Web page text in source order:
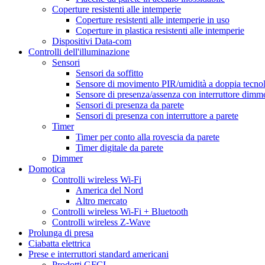
Coperture resistenti alle intemperie
Coperture resistenti alle intemperie in uso
Coperture in plastica resistenti alle intemperie
Dispositivi Data-com
Controlli dell'illuminazione
Sensori
Sensori da soffitto
Sensore di movimento PIR/umidità a doppia
Sensore di presenza/assenza con interruttore
Sensori di presenza da parete
Sensori di presenza con interruttore a parete
Timer
Timer per conto alla rovescia da parete
Timer digitale da parete
Dimmer
Domotica
Controlli wireless Wi-Fi
America del Nord
Altro mercato
Controlli wireless Wi-Fi + Bluetooth
Controlli wireless Z-Wave
Prolunga di presa
Ciabatta elettrica
Prese e interruttori standard americani